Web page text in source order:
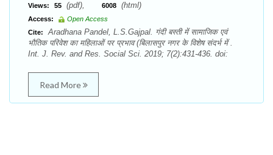
Views:
55 (pdf), 6008 (html)
Access:
Open Access
Cite:
Aradhana Pandel, L.S.Gajpal. गंदी बस्ती में सामाजिक एवं
भौतिक परिवेश का महिलाओं पर प्रभाव (बिलासपुर नगर के विशेष संदर्भ में .
Int. J. Rev. and Res. Social Sci. 2019; 7(2):431-436. doi:
Read More